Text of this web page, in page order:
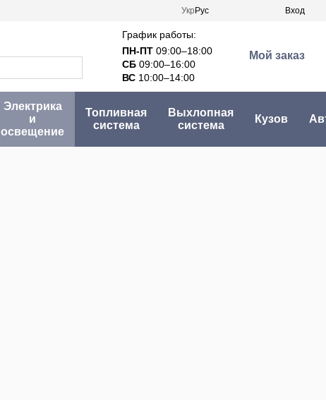
Укр Рус Вход
График работы:
ПН-ПТ 09:00–18:00
СБ 09:00–16:00
ВС 10:00–14:00
Мой заказ
Электрика
и
освещение
Топливная
система
Выхлопная
система
Кузов